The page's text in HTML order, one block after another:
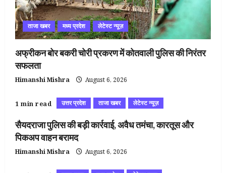
ताजा खबर मध्य प्रदेश लेटेस्ट न्यूज़
अफ्रीकन बोर बकरी चोरी प्रकरण में कोतवाली पुलिस की निरंतर
सफलता
Himanshi Mishra August 6, 2026
1 min read उत्तर प्रदेश ताजा खबर लेटेस्ट न्यूज़
सैयदराजा पुलिस की बड़ी कार्रवाई, अवैध तमंचा, कारतूस और
पिकअप वाहन बरामद
Himanshi Mishra August 6, 2026